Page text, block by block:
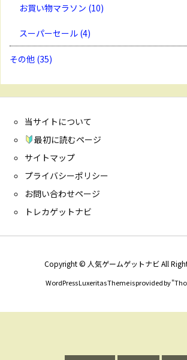
お買い物マラソン (10)
スーパーセール (4)
その他 (35)
当サイトについて
最初に読むページ
サイトマップ
プライバシーポリシー
お問い合わせページ
トレカゲットナビ
Copyright © 人気ゲームゲットナビAll
WordPress Luxeritas Theme is provided by "